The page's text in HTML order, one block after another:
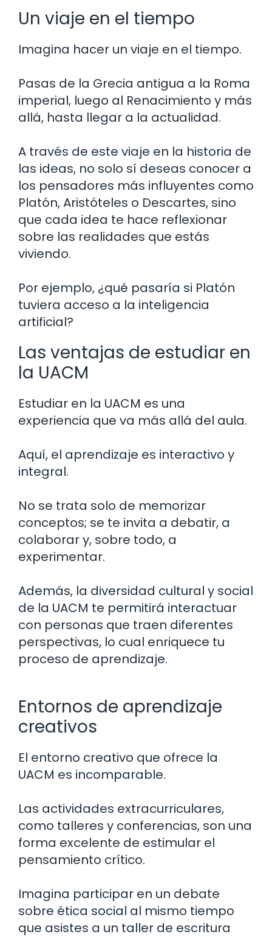
Un viaje en el tiempo
Imagina hacer un viaje en el tiempo.
Pasas de la Grecia antigua a la Roma
imperial, luego al Renacimiento y más
allá, hasta llegar a la actualidad.
A través de este viaje en la historia de
las ideas, no solo sí deseas conocer a
los pensadores más influyentes como
Platón, Aristóteles o Descartes, sino
que cada idea te hace reflexionar
sobre las realidades que estás
viviendo.
Por ejemplo, ¿qué pasaría si Platón
tuviera acceso a la inteligencia
artificial?
Las ventajas de estudiar en
la UACM
Estudiar en la UACM es una
experiencia que va más allá del aula.
Aquí, el aprendizaje es interactivo y
integral.
No se trata solo de memorizar
conceptos; se te invita a debatir, a
colaborar y, sobre todo, a
experimentar.
Además, la diversidad cultural y social
de la UACM te permitirá interactuar
con personas que traen diferentes
perspectivas, lo cual enriquece tu
proceso de aprendizaje.
Entornos de aprendizaje
creativos
El entorno creativo que ofrece la
UACM es incomparable.
Las actividades extracurriculares,
como talleres y conferencias, son una
forma excelente de estimular el
pensamiento crítico.
Imagina participar en un debate
sobre ética social al mismo tiempo
que asistes a un taller de escritura